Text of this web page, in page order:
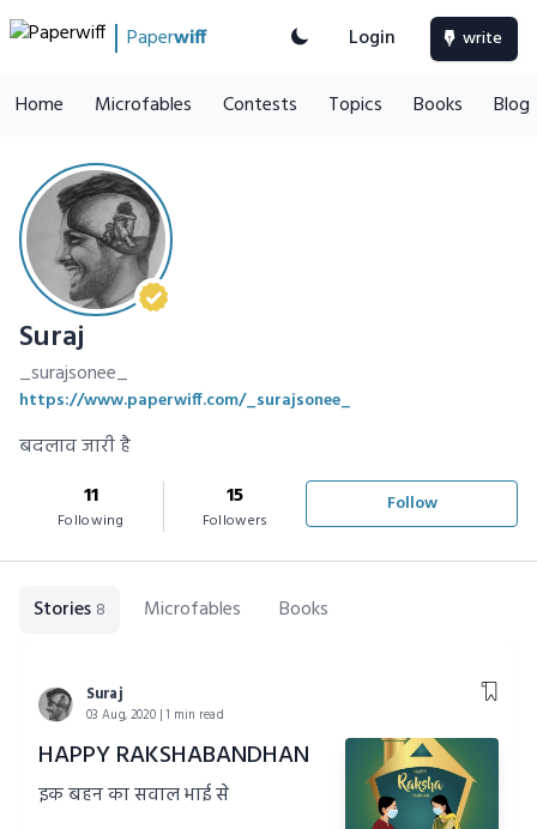
Paperwiff Login write
Home Microfables Contests Topics Books Blog
Suraj
_surajsonee_
https://www.paperwiff.com/_surajsonee_
बदलाव जारी है
11
Following
15
Followers
Follow
Stories 8 Microfables Books
Suraj
03 Aug, 2020 | 1 min read
HAPPY RAKSHABANDHAN
इक बहन का सवाल भाई से